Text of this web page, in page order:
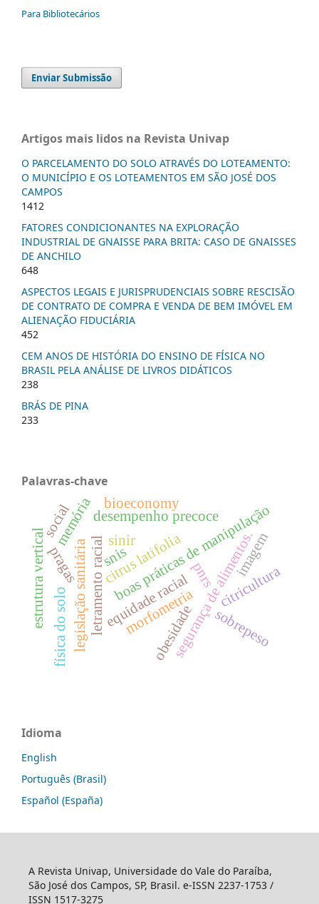
Para Bibliotecários
Enviar Submissão
Artigos mais lidos na Revista Univap
O PARCELAMENTO DO SOLO ATRAVÉS DO LOTEAMENTO:
O MUNICÍPIO E OS LOTEAMENTOS EM SÃO JOSÉ DOS
CAMPOS
1412
FATORES CONDICIONANTES NA EXPLORAÇÃO
INDUSTRIAL DE GNAISSE PARA BRITA: CASO DE GNAISSES
DE ANCHILO
648
ASPECTOS LEGAIS E JURISPRUDENCIAIS SOBRE RESCISÃO
DE CONTRATO DE COMPRA E VENDA DE BEM IMÓVEL EM
ALIENAÇÃO FIDUCIÁRIA
452
CEM ANOS DE HISTÓRIA DO ENSINO DE FÍSICA NO
BRASIL PELA ANÁLISE DE LIVROS DIDÁTICOS
238
BRÁS DE PINA
233
Palavras-chave
equidade racial
letramento racialboas práticas de manipulação
segurança de alimentos.
legislação sanitária citrus latifolia
citricultura
desempenho precoce
pragas
morfometria
estrutura vertical sobrepeso
obesidade
física do solo
bioeconomy
pnrs
snis
sinir
memória
imagem
social
Idioma
English
Português (Brasil)
Español (España)
A Revista Univap, Universidade do Vale do Paraíba,
São José dos Campos, SP, Brasil. e-ISSN 2237-1753 /
ISSN 1517-3275